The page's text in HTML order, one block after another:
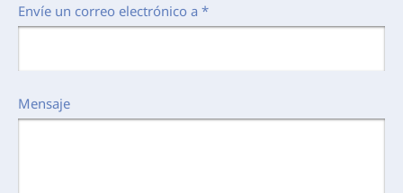
Envíe un correo electrónico a *
Mensaje